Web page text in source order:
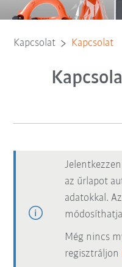
Kapcsolat Kapcsolat
az űrlapot
adatokkal.
Még nincs
regisztráljon